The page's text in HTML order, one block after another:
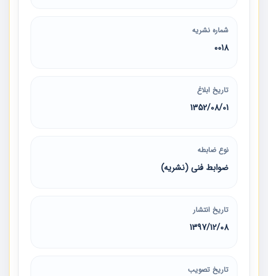
شماره نشریه
0018
تاریخ ابلاغ
1352/08/01
نوع ضابطه
ضوابط فنی (نشریه)
تاریخ انتشار
1397/12/08
تاریخ تصویب